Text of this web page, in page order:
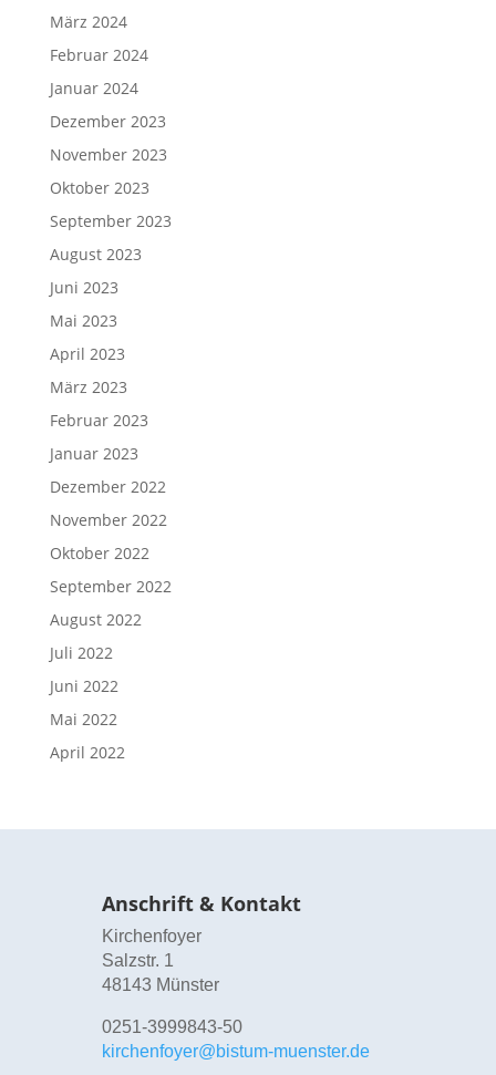
März 2024
Februar 2024
Januar 2024
Dezember 2023
November 2023
Oktober 2023
September 2023
August 2023
Juni 2023
Mai 2023
April 2023
März 2023
Februar 2023
Januar 2023
Dezember 2022
November 2022
Oktober 2022
September 2022
August 2022
Juli 2022
Juni 2022
Mai 2022
April 2022
Anschrift & Kontakt
Kirchenfoyer
Salzstr. 1
48143 Münster
0251-3999843-50
kirchenfoyer@bistum-muenster.de